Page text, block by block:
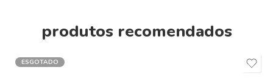
produtos recomendados
ESGOTADO